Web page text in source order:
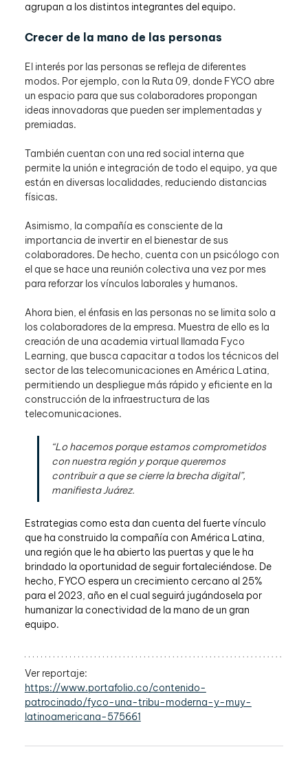
agrupan a los distintos integrantes del equipo.
Crecer de la mano de las personas
El interés por las personas se refleja de diferentes
modos. Por ejemplo, con la Ruta 09, donde FYCO abre
un espacio para que sus colaboradores propongan
ideas innovadoras que pueden ser implementadas y
premiadas.
También cuentan con una red social interna que
permite la unión e integración de todo el equipo, ya que
están en diversas localidades, reduciendo distancias
físicas.
Asimismo, la compañía es consciente de la
importancia de invertir en el bienestar de sus
colaboradores. De hecho, cuenta con un psicólogo con
el que se hace una reunión colectiva una vez por mes
para reforzar los vínculos laborales y humanos.
Ahora bien, el énfasis en las personas no se limita solo a
los colaboradores de la empresa. Muestra de ello es la
creación de una academia virtual llamada Fyco
Learning, que busca capacitar a todos los técnicos del
sector de las telecomunicaciones en América Latina,
permitiendo un despliegue más rápido y eficiente en la
construcción de la infraestructura de las
telecomunicaciones.
“Lo hacemos porque estamos comprometidos
con nuestra región y porque queremos
contribuir a que se cierre la brecha digital”,
manifiesta Juárez.
Estrategias como esta dan cuenta del fuerte vínculo
que ha construido la compañía con América Latina,
una región que le ha abierto las puertas y que le ha
brindado la oportunidad de seguir fortaleciéndose. De
hecho, FYCO espera un crecimiento cercano al 25%
para el 2023, año en el cual seguirá jugándosela por
humanizar la conectividad de la mano de un gran
equipo.
Ver reportaje:
https://www.portafolio.co/contenido-
patrocinado/fyco-una-tribu-moderna-y-muy-
latinoamericana-575661